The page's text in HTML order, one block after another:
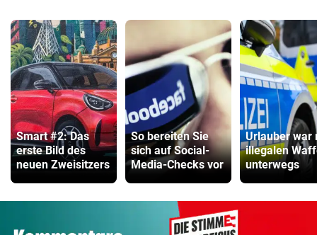
Smart #2: Das
erste Bild des
neuen Zweisitzers
So bereiten Sie
sich auf Social-
Media-Checks vor
Urlauber war
illegalen
unterwegs